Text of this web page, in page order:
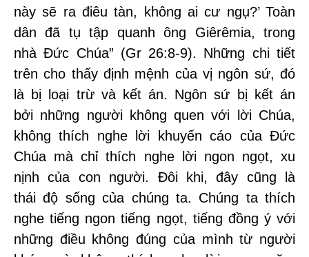
này sẽ ra điêu tàn, không ai cư ngụ?’ Toàn
dân đã tụ tập quanh ông Giêrêmia, trong
nhà Đức Chúa” (Gr 26:8-9). Những chi tiết
trên cho thấy định mệnh của vị ngôn sứ, đó
là bị loại trừ và kết án. Ngôn sứ bị kết án
bởi những người không quen với lời Chúa,
không thích nghe lời khuyến cáo của Đức
Chúa mà chỉ thích nghe lời ngon ngọt, xu
nịnh của con người. Đôi khi, đây cũng là
thái độ sống của chúng ta. Chúng ta thích
nghe tiếng ngon tiếng ngọt, tiếng đồng ý với
những điều không đúng của mình từ người